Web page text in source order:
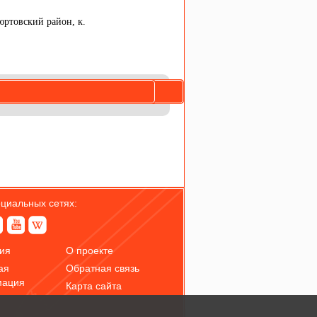
район, к.
сетях:
О проекте
Обратная связь
Карта сайта